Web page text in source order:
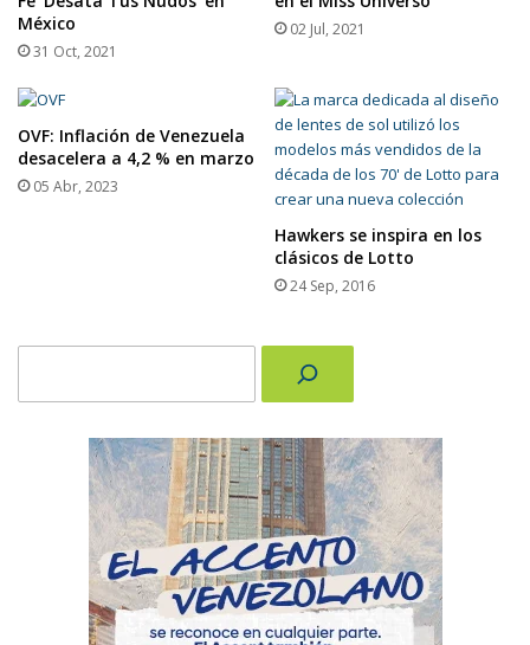
México
31 Oct, 2021
02 Jul, 2021
OVF: Inflación de Venezuela
desacelera a 4,2 % en marzo
05 Abr, 2023
Hawkers se inspira en los
clásicos de Lotto
24 Sep, 2016